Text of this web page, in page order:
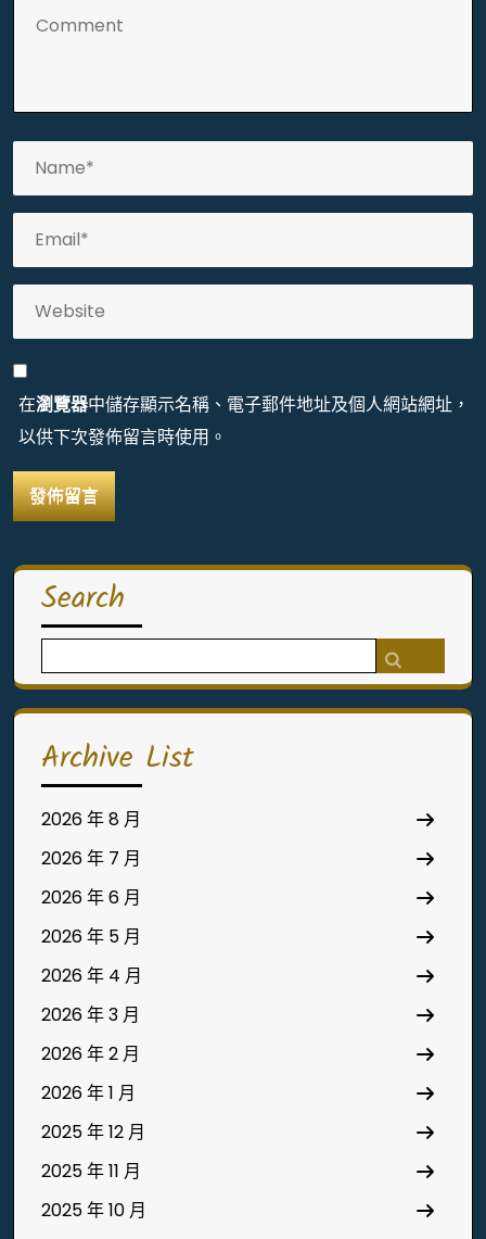
在瀏覽器中儲存顯示名稱、電子郵件地址及個人網站網址，
以供下次發佈留言時使用。
Search
for:
Archive List
2026 年 8 月
2026 年 7 月
2026 年 6 月
2026 年 5 月
2026 年 4 月
2026 年 3 月
2026 年 2 月
2026 年 1 月
2025 年 12 月
2025 年 11 月
2025 年 10 月